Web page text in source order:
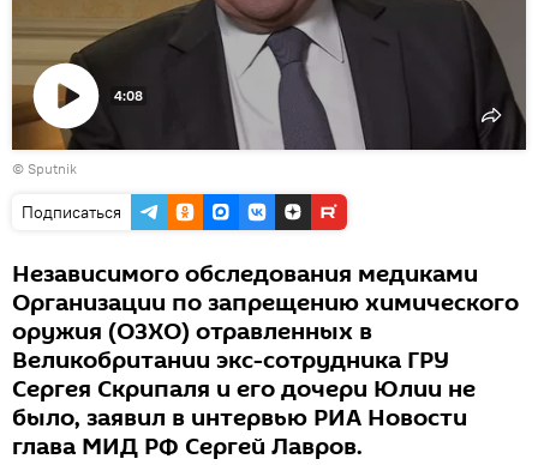
Воспроизвести
видео
4:08
© Sputnik
Подписаться
Независимого обследования медиками
Организации по запрещению химического
оружия (ОЗХО) отравленных в
Великобритании экс-сотрудника ГРУ
Сергея Скрипаля и его дочери Юлии не
было, заявил в интервью РИА Новости
глава МИД РФ Сергей Лавров.